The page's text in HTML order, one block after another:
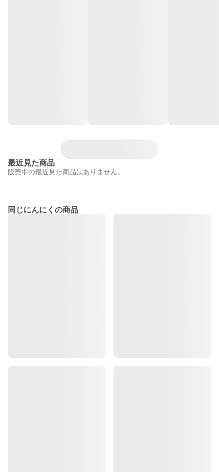
最近見た商品
販売中の最近見た商品はありません。
同じにんにくの商品